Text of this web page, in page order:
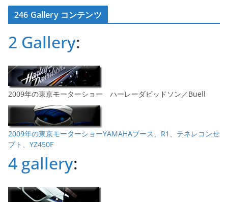
カ
イ246 Gallery コンテンツ
2 Gallery:
2009年の東京モーターショー ハーレーダビッドソン／Buell
2009年の東京モーターショーYAMAHAブース、R1、テネレコンセ
プト、YZ450F
4 gallery: